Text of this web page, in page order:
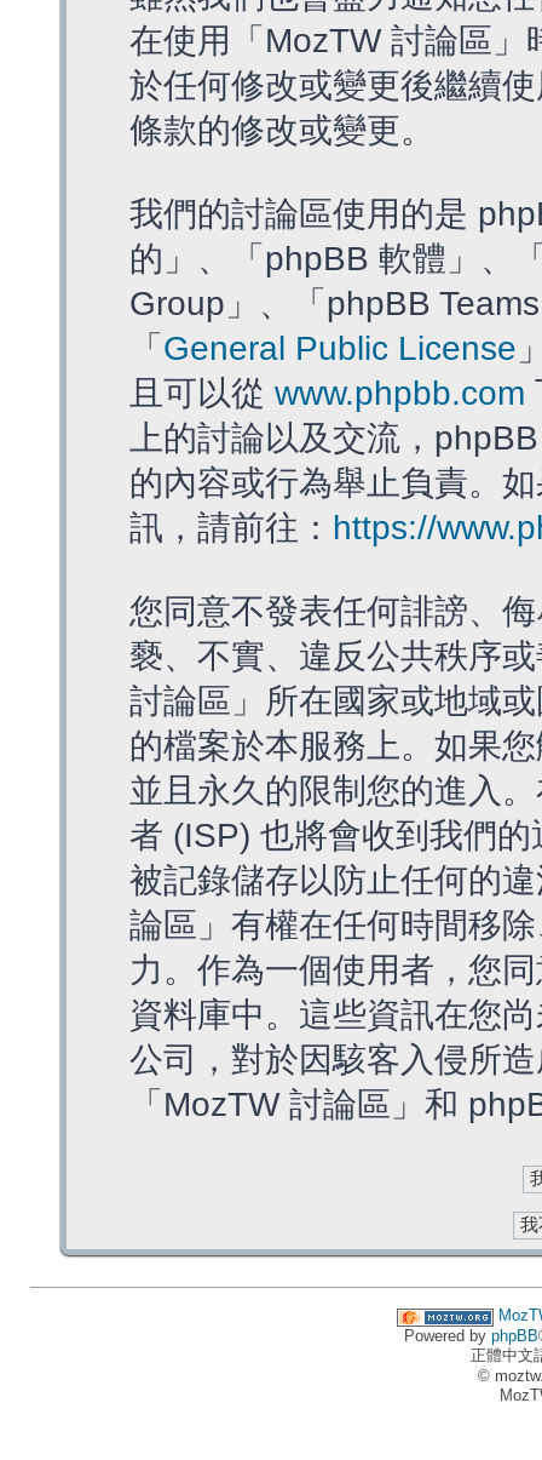
在使用「MozTW 討論區
於任何修改或變更後繼續
條款的修改或變更。
我們的討論區使用的是
的」、「phpBB 軟體」、
Group」、「phpBB
「 General Public License
且可以從 www.phpbb.com
上的討論以及交流，
的內容或行為舉止負責。
訊，請前往： https://
您同意不發表任何誹謗、
褻、不實、違反公共秩序
討論區」所在國家或地域
的檔案於本服務上。如果
並且永久的限制您的進入
者 (ISP) 也將會收到我們
被記錄儲存以防止任何的
論區」有權在任何時間移
力。作為一個使用者，您
資料庫中。這些資訊在您
公司，對於因駭客入侵所
「MozTW 討論區」和
Powered by phpBB
正體中文
©